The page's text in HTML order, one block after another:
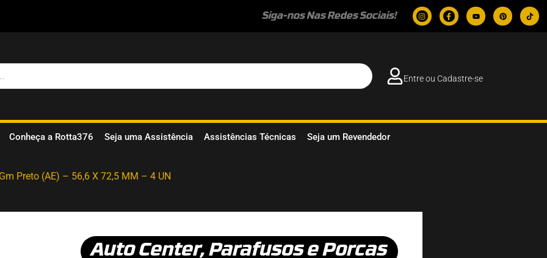
Siga-nos Nas Redes Sociais!
Entre ou Cadastre-se
Conheça a Rotta376 Seja uma Assistência Assistências Técnicas Seja um Revendedor
Preto (AE) – 56,6 X 72,5 MM – 4 UN
Auto Center,Parafusos e Porcas